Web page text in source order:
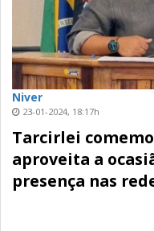
Niver
23-01-2024, 18:17h
Tarcirlei
aproveita a
presença nas